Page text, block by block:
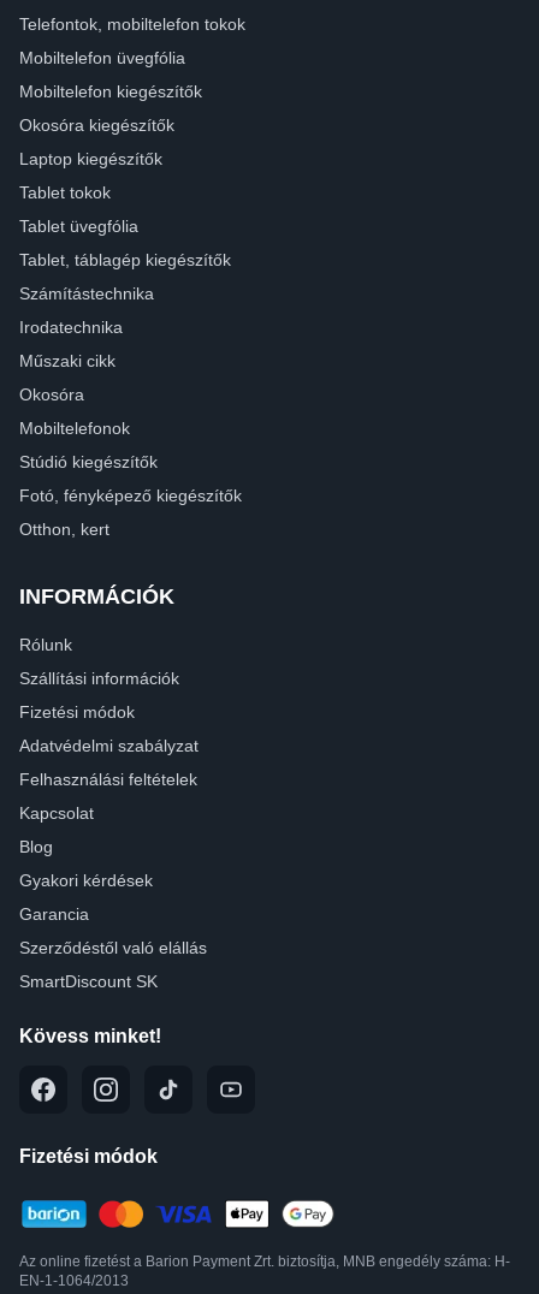
Telefontok, mobiltelefon tokok
Mobiltelefon üvegfólia
Mobiltelefon kiegészítők
Okosóra kiegészítők
Laptop kiegészítők
Tablet tokok
Tablet üvegfólia
Tablet, táblagép kiegészítők
Számítástechnika
Irodatechnika
Műszaki cikk
Okosóra
Mobiltelefonok
Stúdió kiegészítők
Fotó, fényképező kiegészítők
Otthon, kert
INFORMÁCIÓK
Rólunk
Szállítási információk
Fizetési módok
Adatvédelmi szabályzat
Felhasználási feltételek
Kapcsolat
Blog
Gyakori kérdések
Garancia
Szerződéstől való elállás
SmartDiscount SK
Kövess minket!
Fizetési módok
Az online fizetést a Barion Payment Zrt. biztosítja, MNB engedély száma: H-
EN-1-1064/2013